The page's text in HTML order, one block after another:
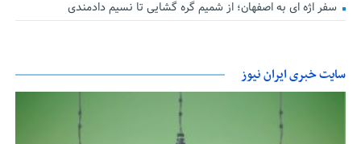
سفر اژه ای به اصفهان؛ از شمیم گره گشایی تا نسیم دادمندی
سایت خبری ایران نیوز